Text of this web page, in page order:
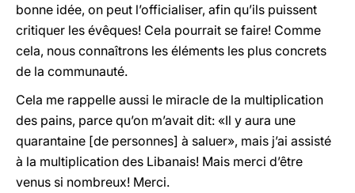
bonne idée, on peut l’officialiser, afin qu’ils puissent
critiquer les évêques! Cela pourrait se faire! Comme
cela, nous connaîtrons les éléments les plus concrets
de la communauté.
Cela me rappelle aussi le miracle de la multiplication
des pains, parce qu’on m’avait dit: «Il y aura une
quarantaine [de personnes] à saluer», mais j’ai assisté
à la multiplication des Libanais! Mais merci d’être
venus si nombreux! Merci.